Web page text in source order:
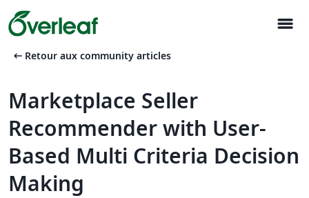
menu
arrow_left_alt Retour aux community articles
Marketplace Seller
Recommender with User-
Based Multi Criteria Decision
Making